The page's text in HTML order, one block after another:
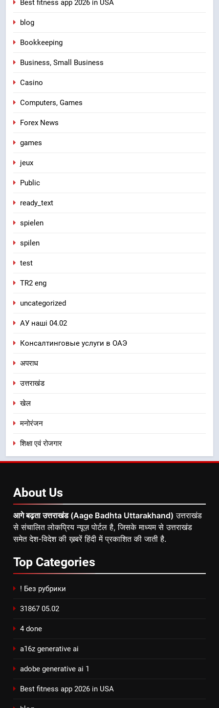
Best fitness app 2026 in USA
blog
Bookkeeping
Business, Small Business
Casino
Computers, Games
Forex News
games
jeux
Public
ready_text
spielen
spilen
test
TR2 eng
uncategorized
АУ наші 04.02
Консалтинговые услуги в ОАЭ
अपराध
उत्तराखंड
खेल
मनोरंजन
शिक्षा एवं रोजगार
About Us
आगे बढ़ता उत्तराखंड (Aage Badhta Uttarakhand) उत्तराखंड
से संचालित लोकप्रिय न्यूज़ पोर्टल है, जिसके माध्यम से उत्तराखंड
समेत देश-विदेश की ख़बरें हिंदी में प्रकाशित की जाती है.
Top Categories
! Без рубрики
31867 05.02
4 done
a16z generative ai
adobe generative ai 1
Best fitness app 2026 in USA